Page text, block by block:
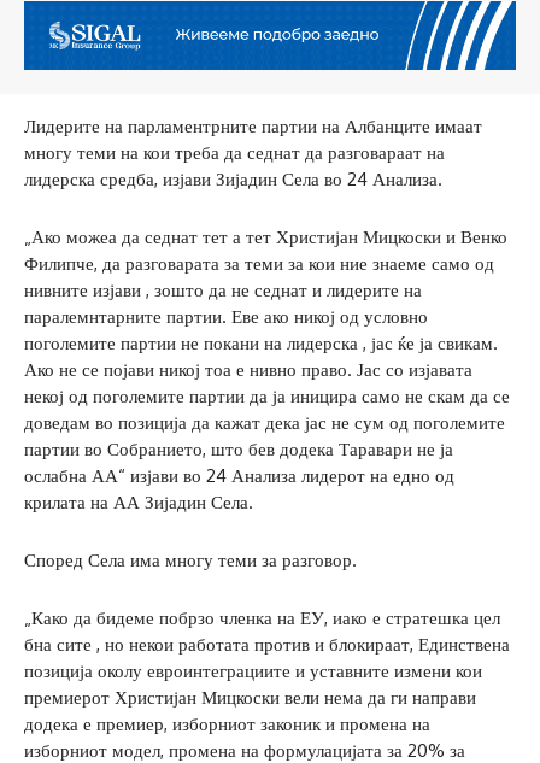
Лидерите на парламентрните партии на Албанците имаат
многу теми на кои треба да седнат да разговараат на
лидерска средба, изјави Зијадин Села во 24 Анализа.
„Ако можеа да седнат тет а тет Христијан Мицкоски и Венко
Филипче, да разговарата за теми за кои ние знаеме само од
нивните изјави , зошто да не седнат и лидерите на
паралемнтарните партии. Еве ако никој од условно
поголемите партии не покани на лидерска , јас ќе ја свикам.
Ако не се појави никој тоа е нивно право. Јас со изјавата
некој од поголемите партии да ја иницира само не скам да се
доведам во позиција да кажат дека јас не сум од поголемите
партии во Собранието, што бев додека Таравари не ја
ослабна АА“ изјави во 24 Анализа лидерот на едно од
крилата на АА Зијадин Села.
Според Села има многу теми за разговор.
„Како да бидеме побрзо членка на ЕУ, иако е стратешка цел
бна сите , но некои работата против и блокираат, Единствена
позиција околу евроинтеграциите и уставните измени кои
премиерот Христијан Мицкоски вели нема да ги направи
додека е премиер, изборниот законик и промена на
изборниот модел, промена на формулацијата за 20% за